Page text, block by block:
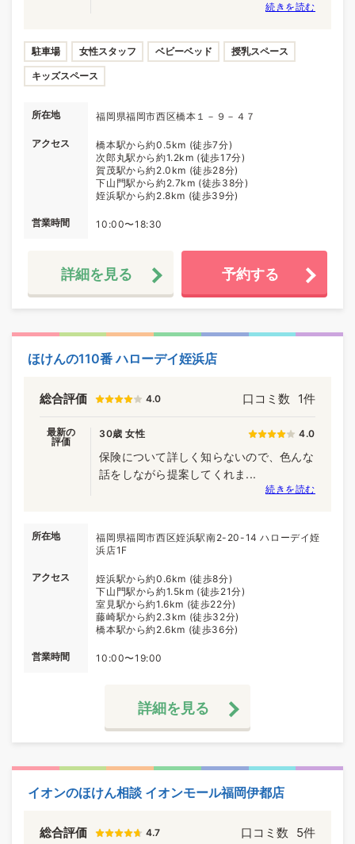
続きを読む
駐車場 女性スタッフ ベビーベッド 授乳スペース
キッズスペース
所在地 福岡県福岡市西区橋本１－９－４７
アクセス
橋本駅から約0.5km (徒歩7分)
次郎丸駅から約1.2km (徒歩17分)
賀茂駅から約2.0km (徒歩28分)
下山門駅から約2.7km (徒歩38分)
姪浜駅から約2.8km (徒歩39分)
営業時間 10:00〜18:30
詳細を見る 予約する
ほけんの110番 ハローデイ姪浜店
総合評価 4.0 口コミ数 1件
最新の
評価
30歳 女性 4.0
保険について詳しく知らないので、色んな
話をしながら提案してくれま...
続きを読む
所在地
福岡県福岡市西区姪浜駅南2-20-14 ハローデイ姪
浜店1F
アクセス
姪浜駅から約0.6km (徒歩8分)
下山門駅から約1.5km (徒歩21分)
室見駅から約1.6km (徒歩22分)
藤崎駅から約2.3km (徒歩32分)
橋本駅から約2.6km (徒歩36分)
営業時間 10:00〜19:00
詳細を見る
イオンのほけん相談 イオンモール福岡伊都店
総合評価 4.7 口コミ数 5件